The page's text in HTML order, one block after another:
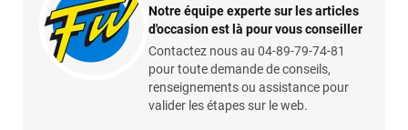
Notre équipe experte sur les articles
d'occasion est là pour vous conseiller
Contactez nous au 04-89-79-74-81
pour toute demande de conseils,
renseignements ou assistance pour
valider les étapes sur le web.